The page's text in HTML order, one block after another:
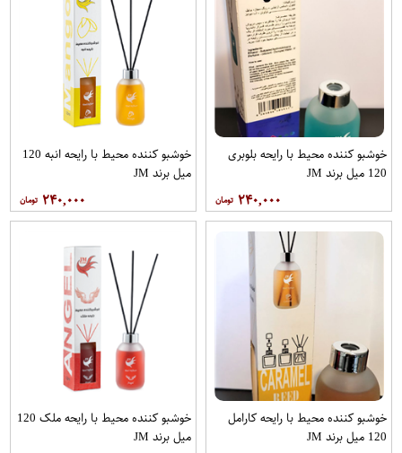
خوشبو کننده محیط با رایحه بلوبری
120 میل برند JM
۲۴۰,۰۰۰
خوشبو کننده محیط با رایحه انبه 120
میل برند JM
۲۴۰,۰۰۰
خوشبو کننده محیط با رایحه کارامل
120 میل برند JM
خوشبو کننده محیط با رایحه ملک 120
میل برند JM